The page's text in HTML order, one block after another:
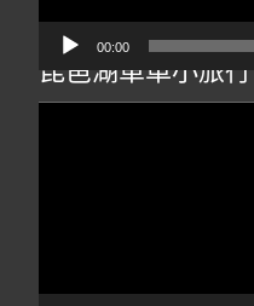
00:00
琵琶湖單車小旅行